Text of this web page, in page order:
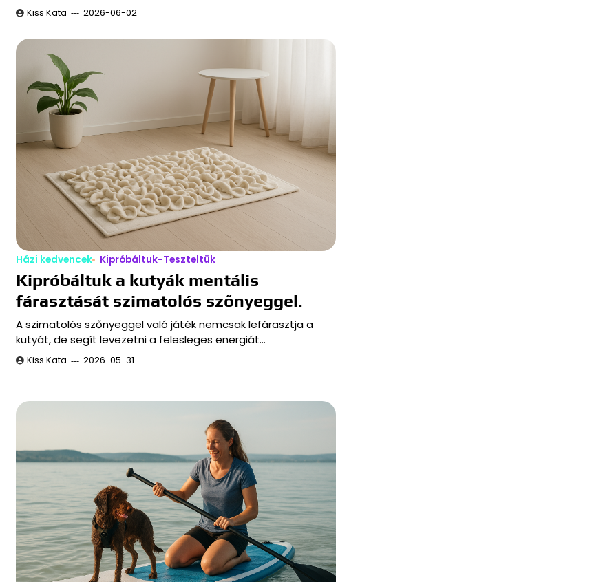
Kiss Kata 2026-06-02
Házi kedvencek Kipróbáltuk-Teszteltük
Kipróbáltuk a kutyák mentális
fárasztását szimatolós szőnyeggel.
A szimatolós szőnyeggel való játék nemcsak lefárasztja a
kutyát, de segít levezetni a felesleges energiát…
Kiss Kata 2026-05-31